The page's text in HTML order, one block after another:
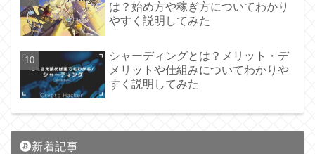
は？始め方や稼ぎ方についてわかり
やすく説明してみた
シャーディングとは？メリット・デ
メリットや仕組みについてわかりや
すく説明してみた
新着記事